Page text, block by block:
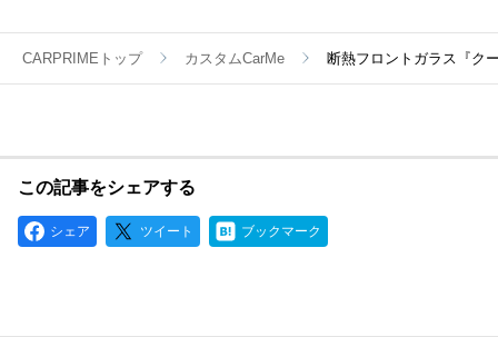
CARPRIMEトップ カスタムCarMe 断熱フロントガラス『ク
この記事をシェアする
シェア ツイート ブックマーク